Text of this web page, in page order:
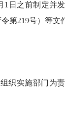
日之前制定并
第219号）等
织实施部门为